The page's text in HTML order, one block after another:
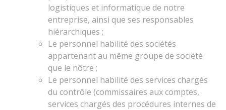
logistiques et informatique de notre
entreprise, ainsi que ses responsables
hiérarchiques ;
Le personnel habilité des sociétés
appartenant au même groupe de société
que le nôtre ;
Le personnel habilité des services chargés
du contrôle (commissaires aux comptes,
services chargés des procédures internes de